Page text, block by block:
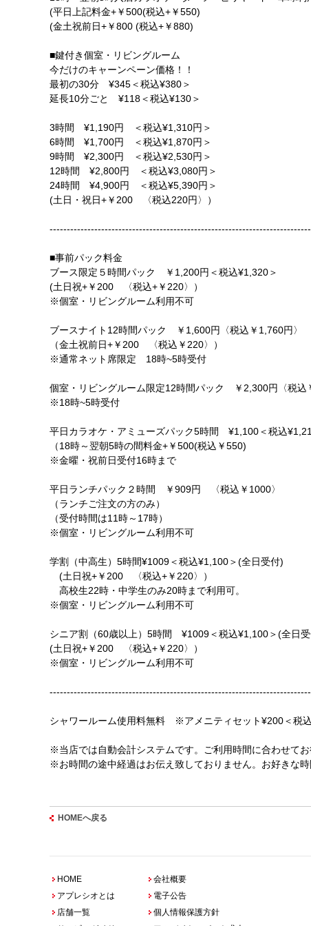
(平日上記料金+￥500(税込+￥550)
(金土祝前日+￥800 (税込+￥880)
■鍵付き個室・リビングルーム
今だけのキャーンペーン価格！！
最初の30分 ¥345＜税込¥380＞
延長10分ごと ¥118＜税込¥130＞
3時間 ¥1,190円 ＜税込¥1,310円＞
6時間 ¥1,700円 ＜税込¥1,870円＞
9時間 ¥2,300円 ＜税込¥2,530円＞
12時間 ¥2,800円 ＜税込¥3,080円＞
24時間 ¥4,900円 ＜税込¥5,390円＞
(土日・祝日+￥200 〈税込220円〉）
■事前パック料金
ブース限定５時間パック ￥1,200円＜税込¥1,320＞
(土日祝+￥200 〈税込+￥220〉）
※個室・リビングルーム利用不可
ブースナイト12時間パック ￥1,600円〈税込￥1,760円〉
（金土祝前日+￥200 〈税込￥220〉）
※通常ネット席限定 18時~5時受付
個室・リビングルーム限定12時間パック ￥2,300円〈税込
※18時~5時受付
平日カラオケ・アミューズパック5時間 ¥1,100＜税込
（18時～翌朝5時の間料金+￥500(税込￥550)
※金曜・祝前日受付16時まで
平日ランチパック２時間 ￥909円 〈税込￥1000〉
（ランチご注文の方のみ）
（受付時間は11時～17時）
※個室・リビングルーム利用不可
学割（中高生）5時間¥1009＜税込¥1,100＞(全日受付)
(土日祝+￥200 〈税込+￥220〉）
高校生22時・中学生のみ20時まで利用可。
※個室・リビングルーム利用不可
シニア割（60歳以上）5時間 ¥1009＜税込¥1,100＞(全日
(土日祝+￥200 〈税込+￥220〉）
※個室・リビングルーム利用不可
シャワールーム使用料無料 ※アメニティセット¥200＜税
※当店では自動会計システムです。ご利用時間に合わせてお
※お時間の途中経過はお伝え致しておりません。お好きな時
HOMEへ戻る
HOME
アプレシオとは
店舗一覧
会社概要
電子公告
個人情報保護方針